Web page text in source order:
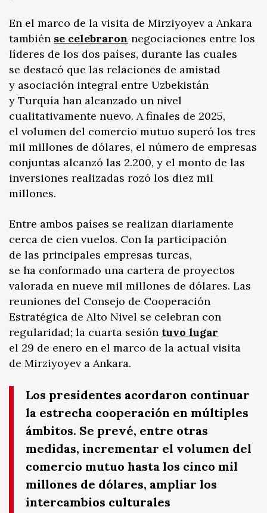
En el marco de la visita de Mirziyoyev a Ankara
también se celebraron negociaciones entre los
líderes de los dos países, durante las cuales
se destacó que las relaciones de amistad
y asociación integral entre Uzbekistán
y Turquía han alcanzado un nivel
cualitativamente nuevo. A finales de 2025,
el volumen del comercio mutuo superó los tres
mil millones de dólares, el número de empresas
conjuntas alcanzó las 2.200, y el monto de las
inversiones realizadas rozó los diez mil
millones.
Entre ambos países se realizan diariamente
cerca de cien vuelos. Con la participación
de las principales empresas turcas,
se ha conformado una cartera de proyectos
valorada en nueve mil millones de dólares. Las
reuniones del Consejo de Cooperación
Estratégica de Alto Nivel se celebran con
regularidad; la cuarta sesión tuvo lugar
el 29 de enero en el marco de la actual visita
de Mirziyoyev a Ankara.
Los presidentes acordaron continuar
la estrecha cooperación en múltiples
ámbitos. Se prevé, entre otras
medidas, incrementar el volumen del
comercio mutuo hasta los cinco mil
millones de dólares, ampliar los
intercambios culturales